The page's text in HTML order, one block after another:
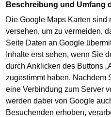
Beschreibung und Umfang
Die Google Maps Karten sind
versehen, um zu vermeiden,
Seite Daten an Google
Inhalte erst sehen, wenn Sie
durch Anklicken des Buttons
zugestimmt haben. Nachdem
eine Verbindung zum Server
werden dabei von Google
Besuchenden erhoben,